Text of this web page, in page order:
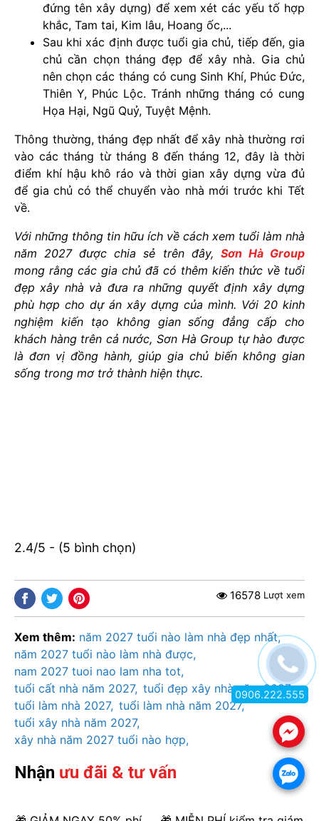
đứng tên xây dựng) để xem xét các yếu tố hợp
khắc, Tam tai, Kim lâu, Hoang ốc,...
Sau khi xác định được tuổi gia chủ, tiếp đến, gia
chủ cần chọn tháng đẹp để xây nhà. Gia chủ
nên chọn các tháng có cung Sinh Khí, Phúc Đức,
Thiên Y, Phúc Lộc. Tránh những tháng có cung
Họa Hại, Ngũ Quỷ, Tuyệt Mệnh.
Thông thường, tháng đẹp nhất để xây nhà thường rơi
vào các tháng từ tháng 8 đến tháng 12, đây là thời
điểm khí hậu khô ráo và thời gian xây dựng vừa đủ
để gia chủ có thể chuyển vào nhà mới trước khi Tết
về.
Với những thông tin hữu ích về cách xem tuổi làm nhà
năm 2027 được chia sẻ trên đây, Sơn Hà Group
mong rằng các gia chủ đã có thêm kiến thức về tuổi
đẹp xây nhà và đưa ra những quyết định xây dựng
phù hợp cho dự án xây dựng của mình. Với 20 kinh
nghiệm kiến tạo không gian sống đẳng cấp cho
khách hàng trên cả nước, Sơn Hà Group tự hào được
là đơn vị đồng hành, giúp gia chủ biến không gian
sống trong mơ trở thành hiện thực.
2.4/5 - (5 bình chọn)
16578 Lượt xem
Xem thêm: năm 2027 tuổi nào làm nhà đẹp nhất
năm 2027 tuổi nào làm nhà được
nam 2027 tuoi nao lam nha tot
tuổi cất nhà năm 2027 tuổi đẹp xây nhà năm 2027
tuổi làm nhà 2027 tuổi làm nhà năm 2027
tuổi xây nhà năm 2027
xây nhà năm 2027 tuổi nào hợp
Nhận ưu đãi & tư vấn
.
.
0906.222.555